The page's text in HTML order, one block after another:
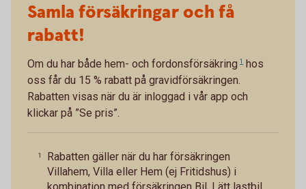
Samla försäkringar och få
rabatt!
Om du har både hem- och fordonsförsäkring 1 hos
oss får du 15 % rabatt på gravidförsäkringen.
Rabatten visas när du är inloggad i vår app och
klickar på ”Se pris”.
1
Rabatten gäller när du har försäkringen
Villahem, Villa eller Hem (ej Fritidshus) i